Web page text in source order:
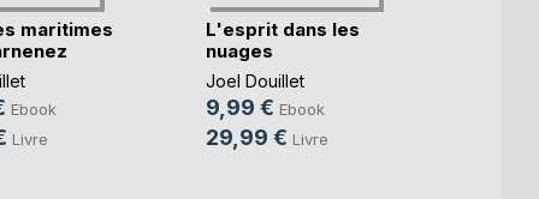
maritimes
Ebook
Livre
L'esprit dans les
nuages
Joel Douillet
9,99 € Ebook
29,99 € Livre